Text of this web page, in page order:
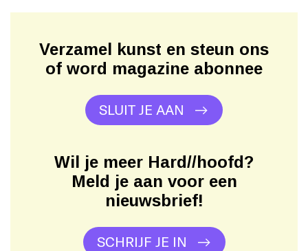
Verzamel kunst en steun ons
of word magazine abonnee
SLUIT JE AAN
Wil je meer Hard//hoofd?
Meld je aan voor een
nieuwsbrief!
SCHRIJF JE IN